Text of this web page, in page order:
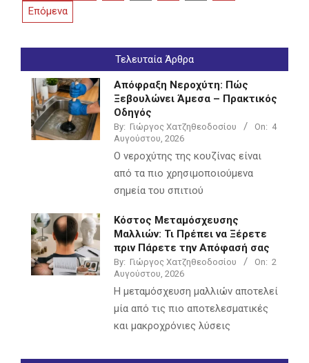
άρθρων
Επόμενα
Τελευταία Άρθρα
Απόφραξη Νεροχύτη: Πώς
Ξεβουλώνει Άμεσα – Πρακτικός
Οδηγός
By: Γιώργος Χατζηθεοδοσίου On: 4
Αυγούστου, 2026
Ο νεροχύτης της κουζίνας είναι
από τα πιο χρησιμοποιούμενα
σημεία του σπιτιού
Κόστος Μεταμόσχευσης
Μαλλιών: Τι Πρέπει να Ξέρετε
πριν Πάρετε την Απόφασή σας
By: Γιώργος Χατζηθεοδοσίου On: 2
Αυγούστου, 2026
Η μεταμόσχευση μαλλιών αποτελεί
μία από τις πιο αποτελεσματικές
και μακροχρόνιες λύσεις